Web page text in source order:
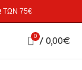
ΤΩΝ 75€
0 / 0,00€